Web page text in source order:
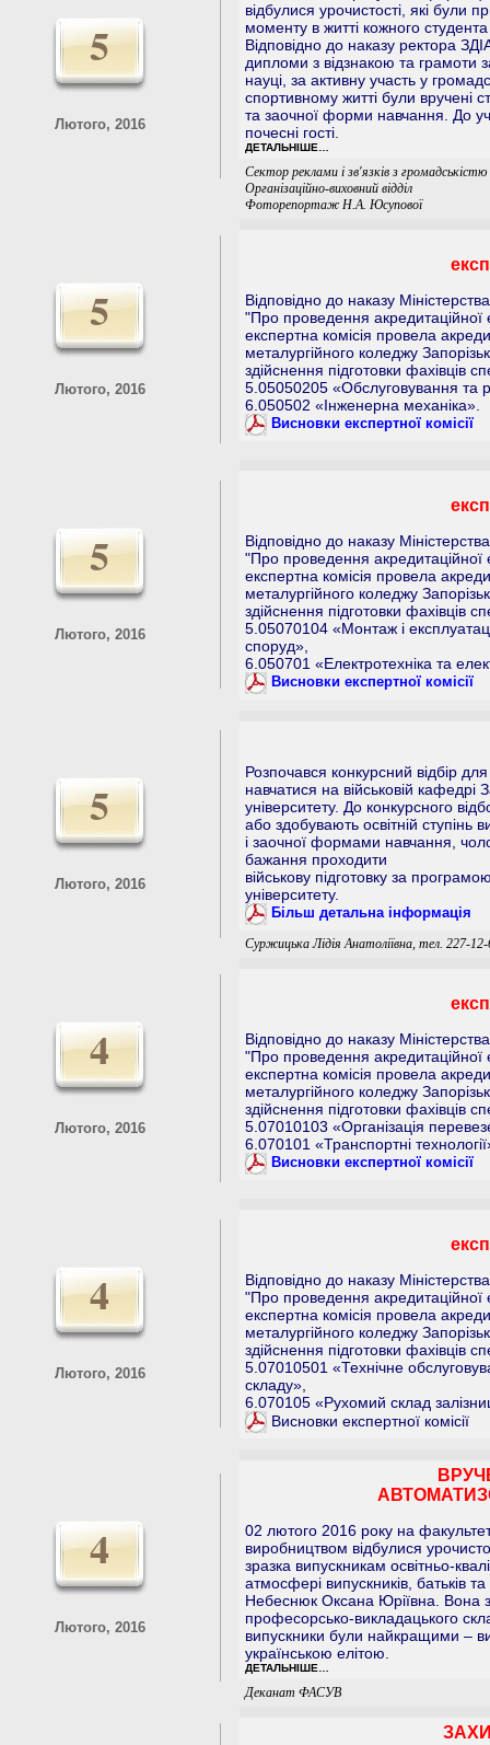
5
Лютого, 2016
відбулися урочистості, які були
моменту в житті кожного
Відповідно до наказу ректора
дипломи з відзнакою та грамоти
науці, за активну участь у
спортивному житті були вручені
та заочної форми навчання. До
почесні гості.
ДЕТАЛЬНІШЕ…
Сектор реклами і зв'язків з громадськістю
Організаційно-виховний відділ
Фоторепортаж Н.А. Юсупової
5
Лютого, 2016
Відповідно до наказу
"Про проведення
експертна комісія провела
металургійного коледжу
здійснення підготовки фахівців
5.05050205 «Обслуговування та
6.050502 «Інженерна механіка».
Висновки експертної комісії
5
Лютого, 2016
Відповідно до наказу
"Про проведення
експертна комісія провела
металургійного коледжу
здійснення підготовки фахівців
5.05070104 «Монтаж і
споруд»,
6.050701 «Електротехніка та
Висновки експертної комісії
5
Лютого, 2016
Розпочався конкурсний відбір
навчатися на військовій кафедрі
університету. До конкурсного
або здобувають освітній ступінь
і заочної формами навчання,
бажання проходити
військову підготовку за
університету.
Більш детальна інформація
Суржицька Лідія Анатоліївна, тел. 227-
4
Лютого, 2016
Відповідно до наказу
"Про проведення
експертна комісія провела
металургійного коледжу
здійснення підготовки фахівців
5.07010103 «Організація
6.070101 «Транспортні
Висновки експертної комісії
4
Лютого, 2016
Відповідно до наказу
"Про проведення
експертна комісія провела
металургійного коледжу
здійснення підготовки фахівців
5.07010501 «Технічне
складу»,
6.070105 «Рухомий склад
Висновки експертної комісії
4
Лютого, 2016
02 лютого 2016 року на
виробництвом відбулися
зразка випускникам освітньо-
атмосфері випускників, батьків
Небеснюк Оксана Юріївна. Вона
професорсько-викладацького
випускники були найкращими –
українською елітою.
ДЕТАЛЬНІШЕ…
Деканат ФАСУВ